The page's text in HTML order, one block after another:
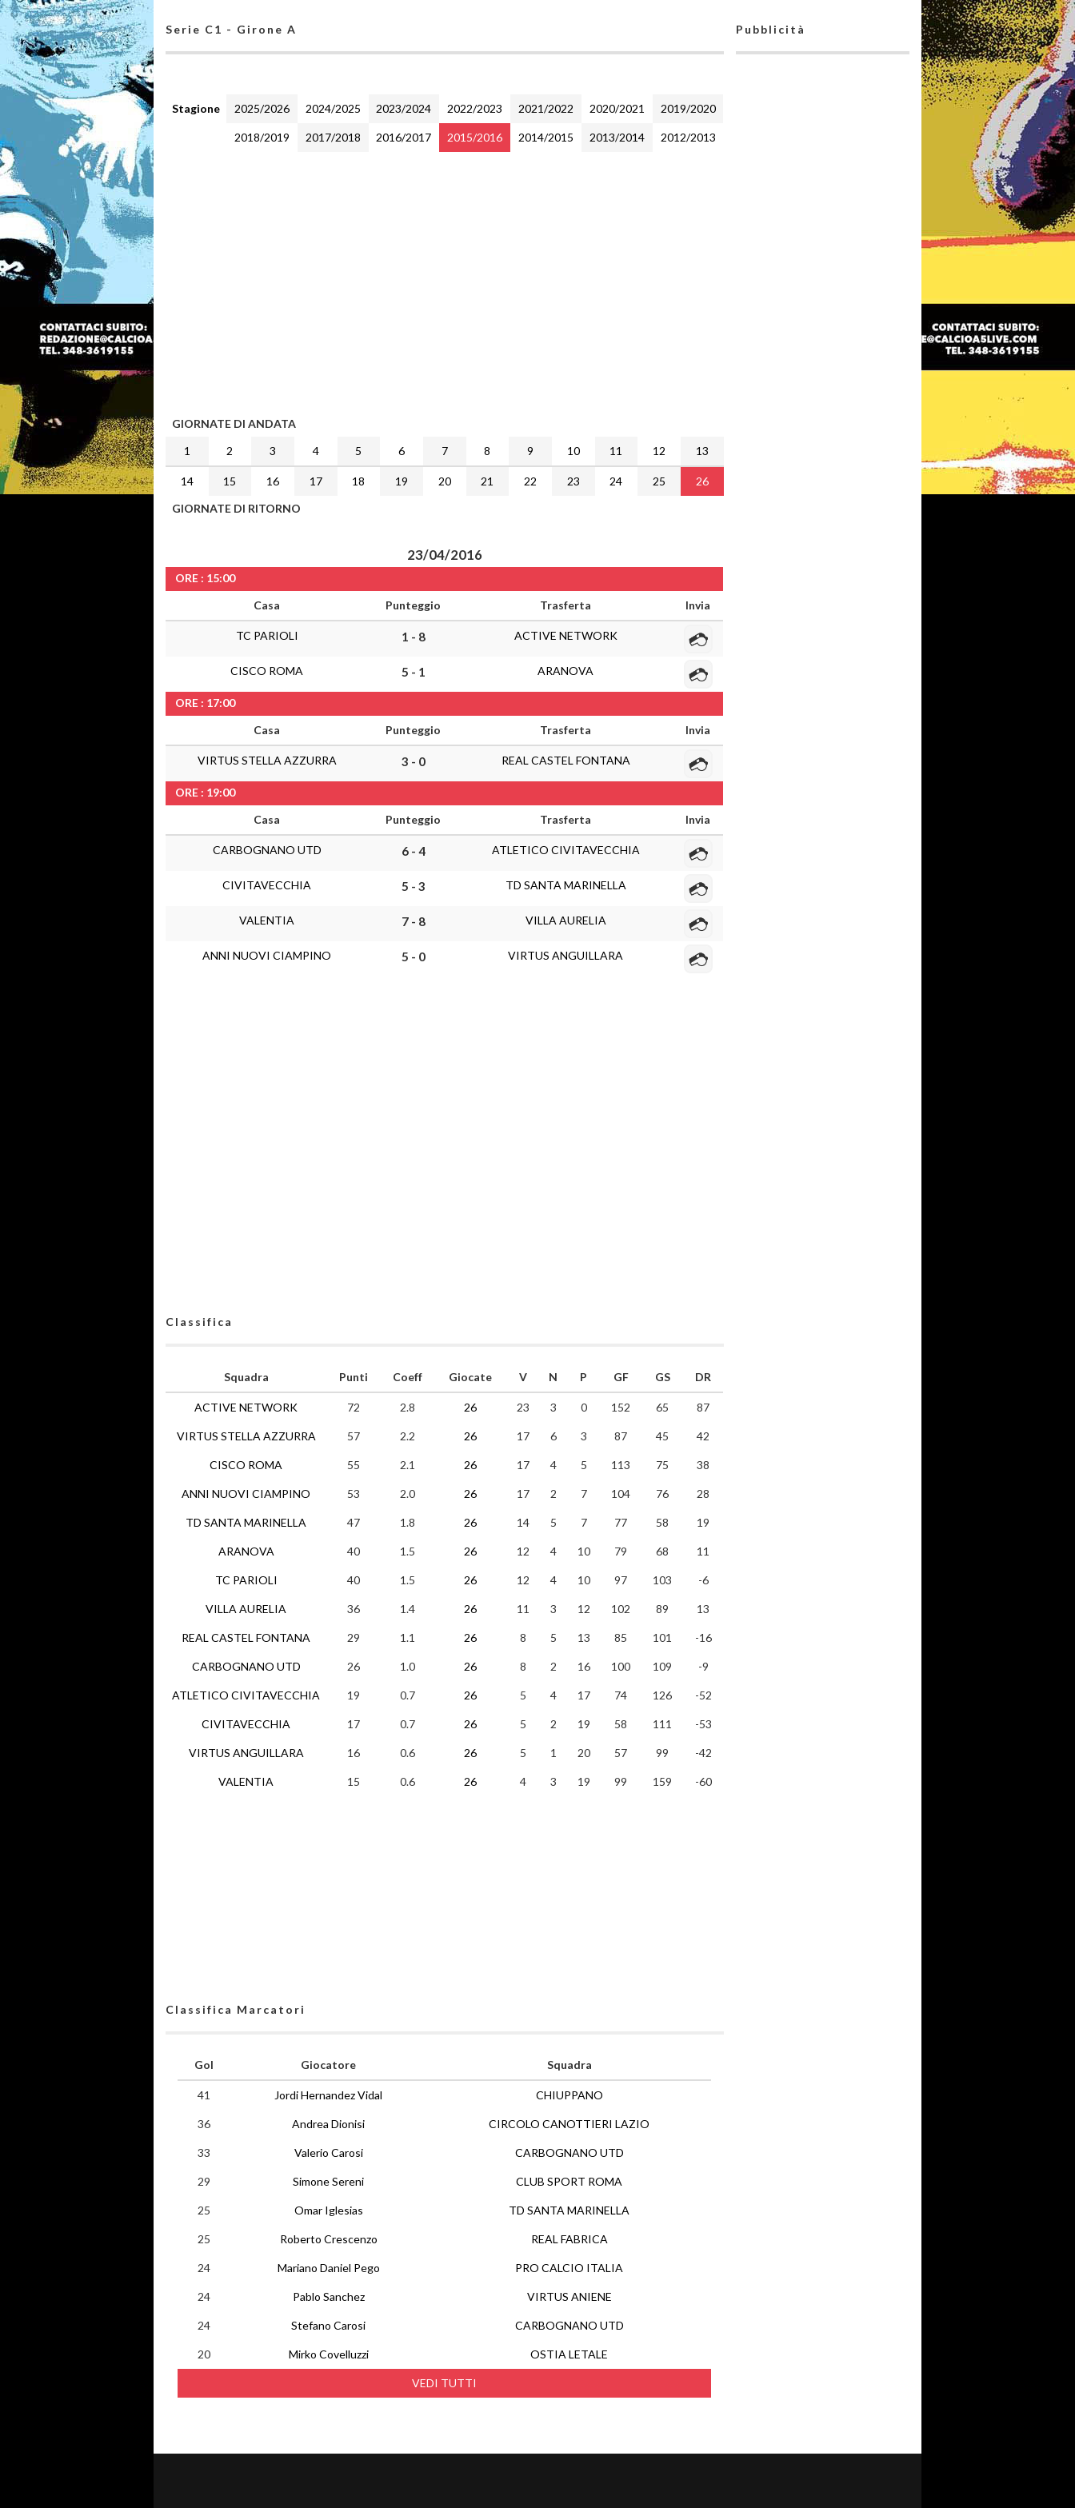
Serie C1 - Girone A
Stagione 2025/2026 2024/2025 2023/2024 2022/2023 2021/2022 2020/2021 2019/2020
2018/2019 2017/2018 2016/2017 2015/2016 2014/2015 2013/2014 2012/2013
GIORNATE DI ANDATA
1
2 3 4 5 6 7 8 9 10 11 12 13
14 15 16 17 18 19 20 21 22 23 24 25
26
GIORNATE DI RITORNO
23/04/2016
ORE : 15:00
Casa
Punteggio Trasferta Invia
TC PARIOLI 1 - 8 ACTIVE NETWORK
CISCO ROMA 5 - 1 ARANOVA
ORE : 17:00
Casa
Punteggio Trasferta Invia
VIRTUS STELLA AZZURRA 3 - 0 REAL CASTEL FONTANA
ORE : 19:00
Casa
Punteggio Trasferta Invia
CARBOGNANO UTD 6 - 4 ATLETICO CIVITAVECCHIA
CIVITAVECCHIA 5 - 3 TD SANTA MARINELLA
VALENTIA 7 - 8 VILLA AURELIA
ANNI NUOVI CIAMPINO 5 - 0 VIRTUS ANGUILLARA
Classifica
Squadra
ACTIVE NETWORK
VIRTUS STELLA AZZURRA
CISCO ROMA
ANNI NUOVI CIAMPINO
TD SANTA MARINELLA
ARANOVA
TC PARIOLI
VILLA AURELIA
REAL CASTEL FONTANA
CARBOGNANO UTD
ATLETICO CIVITAVECCHIA
CIVITAVECCHIA
VIRTUS ANGUILLARA
VALENTIA
Punti Coeff Giocate V N P GF GS DR
72 2.8 26 23 3 0 152 65 87
57 2.2 26 17 6 3 87 45 42
55 2.1 26 17 4 5 113 75 38
53 2.0 26 17 2 7 104 76 28
47 1.8 26 14 5 7 77 58 19
40 1.5 26 12 4 10 79 68 11
40 1.5 26 12 4 10 97 103 -6
36 1.4 26 11 3 12 102 89 13
29 1.1 26 8 5 13 85 101 -16
26 1.0 26 8 2 16 100 109 -9
19 0.7 26 5 4 17 74 126 -52
17 0.7 26 5 2 19 58 111 -53
16 0.6 26 5 1 20 57 99 -42
15 0.6 26 4 3 19 99 159 -60
Classifica Marcatori
Gol Giocatore Squadra
VEDI TUTTI
41 Jordi Hernandez Vidal CHIUPPANO
36 Andrea Dionisi CIRCOLO CANOTTIERI LAZIO
33 Valerio Carosi CARBOGNANO UTD
29 Simone Sereni CLUB SPORT ROMA
25 Omar Iglesias TD SANTA MARINELLA
25 Roberto Crescenzo REAL FABRICA
24 Mariano Daniel Pego PRO CALCIO ITALIA
24 Pablo Sanchez VIRTUS ANIENE
24 Stefano Carosi CARBOGNANO UTD
20 Mirko Covelluzzi OSTIA LETALE
Pubblicità